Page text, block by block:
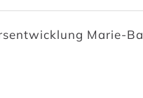
Marie-